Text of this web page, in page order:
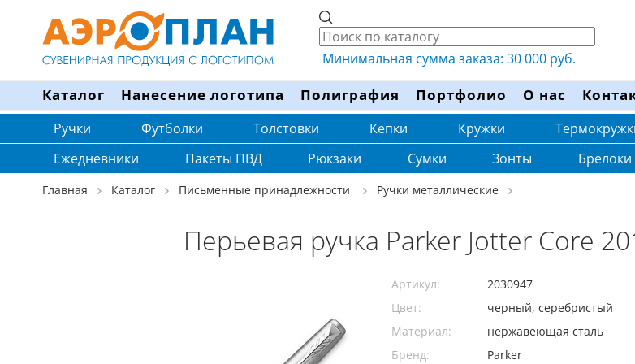
Минимальная сумма заказа: 30 000 руб.
Каталог Нанесение логотипа Полиграфия Портфолио О нас
Ручки Футболки Толстовки Кепки Кружки
Ежедневники
Пакеты ПВД Рюкзаки Сумки Зонты Брелоки
Главная Каталог Письменные принадлежности Ручки металлические
Перьевая ручка Parker Jotter Core
Артикул:
2030947
Цвет:
черный, серебристый
Материал:
нержавеющая cталь
Бренд:
Parker